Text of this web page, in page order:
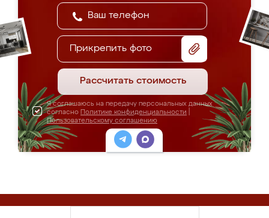
Прикрепить фото
Рассчитать стоимость
Я соглашаюсь на передачу персональных данных
согласно Политике конфиденциальности
Пользовательскому соглашению